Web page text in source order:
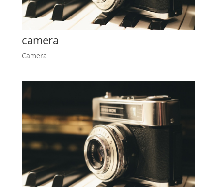
camera
Camera